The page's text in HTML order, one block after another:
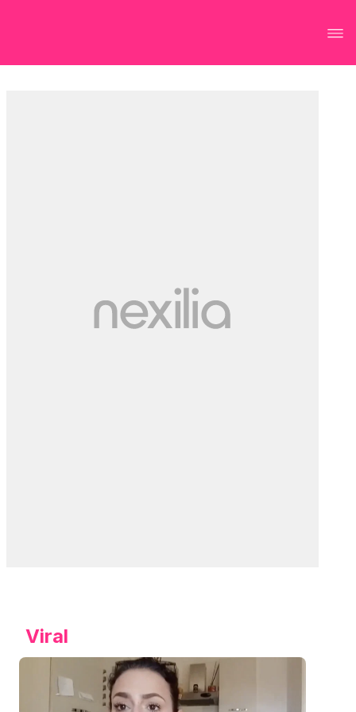
Viral